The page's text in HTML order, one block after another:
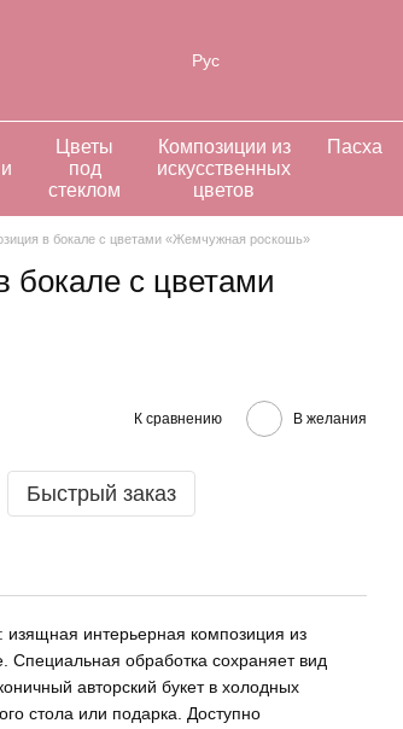
Рус
Цветы
под
стеклом
Композиции из
искусственных
цветов
Пасха
в бокале с цветами «Жемчужная роскошь»
бокале с цветами
К сравнению В желания
Быстрый заказ
изящная интерьерная композиция из
Специальная обработка сохраняет вид
авторский букет в холодных
стола или подарка. Доступно